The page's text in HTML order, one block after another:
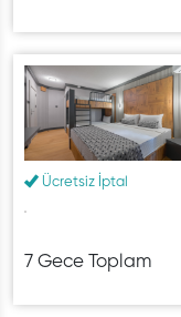
Ücretsiz İptal
7 Gece Toplam